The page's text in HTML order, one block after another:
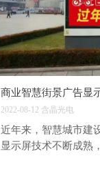
商业智慧街景广告显
2022-08-12 含晶光电
近年来，智慧城市建
显示屏技术不断成熟